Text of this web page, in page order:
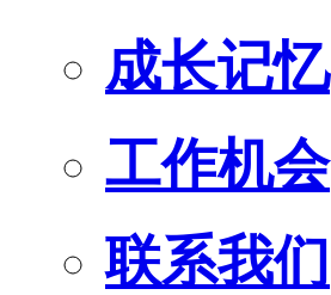
成长记忆
工作机会
联系我们